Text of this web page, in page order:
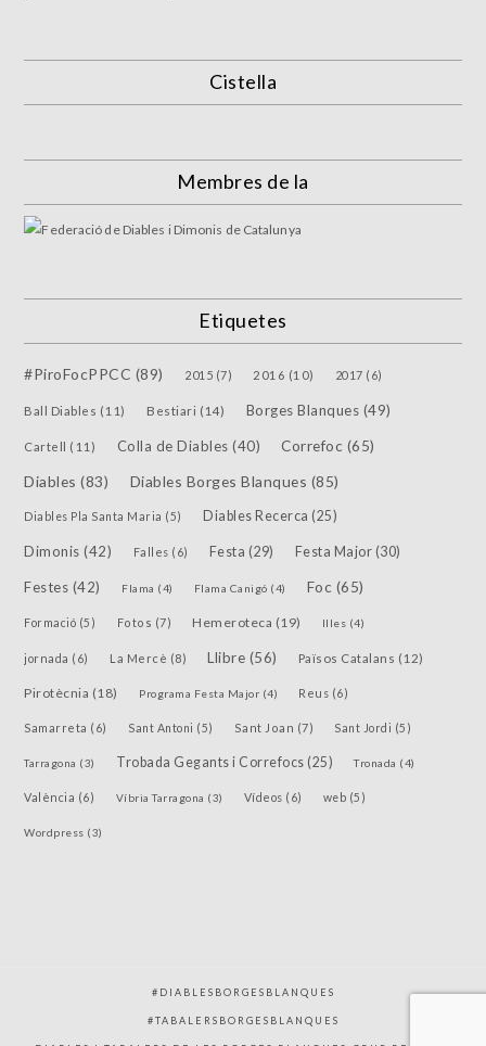
Cistella
Membres de la
Etiquetes
#PiroFocPPCC (89) 2015 (7) 2016 (10) 2017 (6)
Ball Diables (11) Bestiari (14) Borges Blanques (49)
Cartell (11) Colla de Diables (40) Correfoc (65)
Diables (83) Diables Borges Blanques (85)
Diables Pla Santa Maria (5) Diables Recerca (25)
Dimonis (42) Falles (6) Festa (29) Festa Major (30)
Festes (42) Flama (4) Flama Canigó (4) Foc (65)
Formació (5) Fotos (7) Hemeroteca (19) Illes (4)
jornada (6) La Mercè (8) Llibre (56) Països Catalans (12)
Pirotècnia (18) Programa Festa Major (4) Reus (6)
Samarreta (6) Sant Antoni (5) Sant Joan (7) Sant Jordi (5)
Tarragona (3) Trobada Gegants i Correfocs (25) Tronada (4)
València (6) Víbria Tarragona (3) Vídeos (6) web (5)
Wordpress (3)
#DIABLESBORGESBLANQUES
#TABALERSBORGESBLANQUES